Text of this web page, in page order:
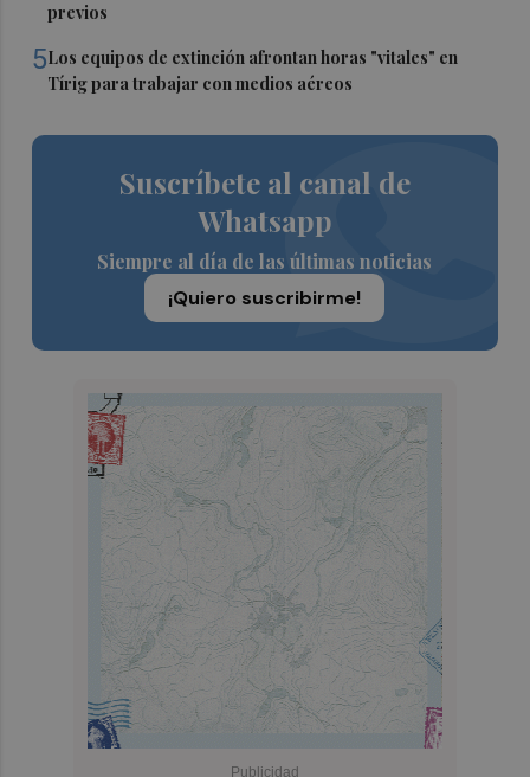
previos
5Los equipos de extinción afrontan horas "vitales" en
Tírig para trabajar con medios aéreos
Suscríbete al canal de
Whatsapp
Siempre al día de las últimas noticias
¡Quiero suscribirme!